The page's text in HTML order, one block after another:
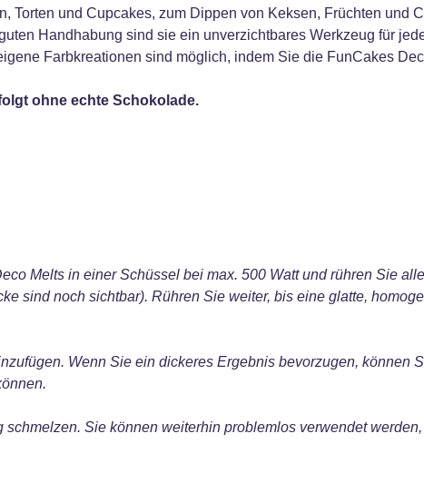
und Cupcakes, zum Dippen von Keksen, Früchten und
Handhabung sind sie ein unverzichtbares Werkzeug für
Farbkreationen sind möglich, indem Sie die FunCakes
ohne echte Schokolade.
Melts in einer Schüssel bei max. 500 Watt und rühren Sie
sind noch sichtbar). Rühren Sie weiter, bis eine glatte,
Wenn Sie ein dickeres Ergebnis bevorzugen, können
Sie können weiterhin problemlos verwendet